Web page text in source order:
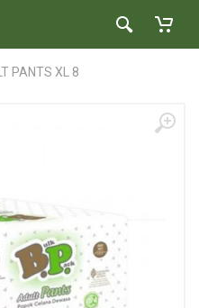
PANTS XL 8